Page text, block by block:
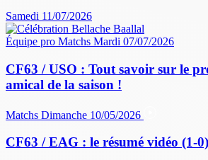
Samedi 11/07/2026
Équipe pro Matchs Mardi 07/07/2026
CF63 / USO : Tout savoir sur le
amical de la saison !
Matchs Dimanche 10/05/2026
CF63 / EAG : le résumé vidéo (1-0)